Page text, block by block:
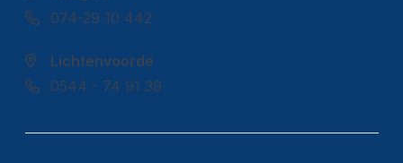
074-29 10 442
Lichtenvoorde
0544 - 74 91 39